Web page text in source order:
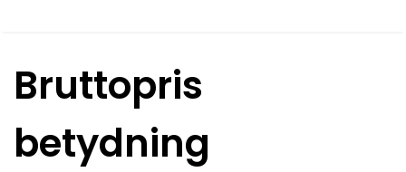
Bruttopris
betydning